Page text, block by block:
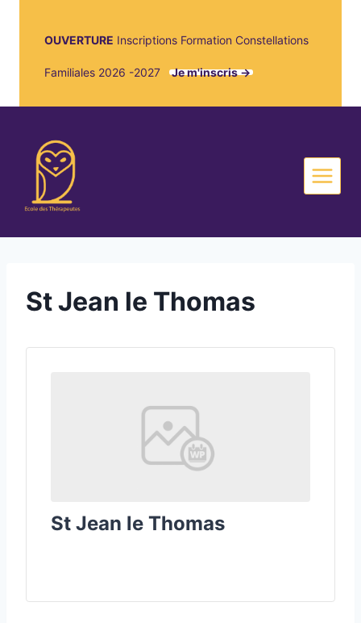
OUVERTURE Inscriptions Formation Constellations
Familiales 2026 -2027 Je m'inscris ->
St Jean le Thomas
St Jean le Thomas